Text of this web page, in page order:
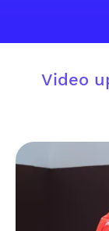
Video